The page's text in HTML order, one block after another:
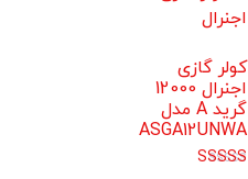
کولر گازی
اجنرال 12000
گرید A مدل
ASGA12UNWA